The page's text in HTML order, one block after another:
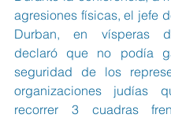
agresiones físicas, el jefe
Durban, en vísperas
declaró que no podía
seguridad de los
organizaciones judías
recorrer 3 cuadras